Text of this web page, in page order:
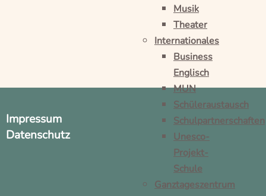
Musik
Theater
Internationales
Business
Englisch
MUN
Schüleraustausch
Schulpartnerschaften
Unesco-
Projekt-
Schule
Ganztageszentrum
Impressum
Datenschutz